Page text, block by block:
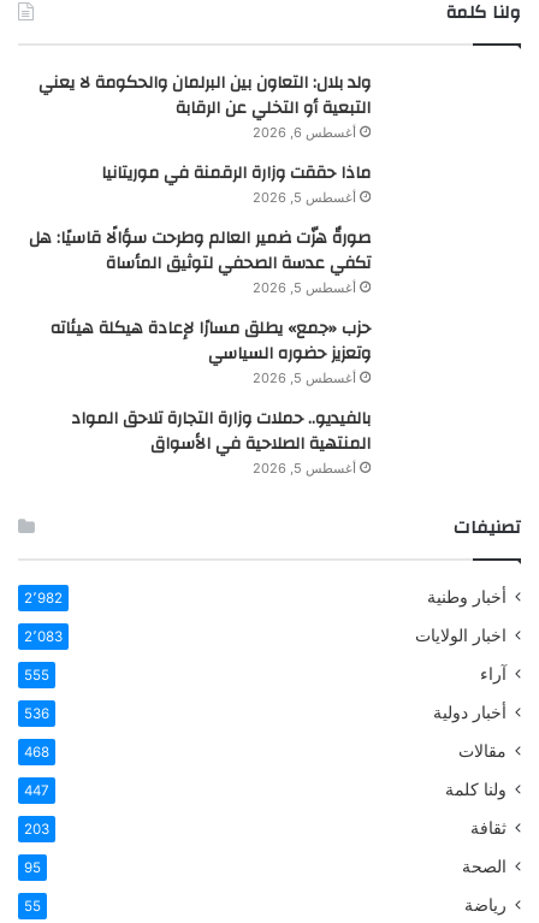
ولنا كلمة
ولد بلال: التعاون بين البرلمان والحكومة لا يعني
التبعية أو التخلي عن الرقابة
أغسطس 6, 2026
ماذا حققت وزارة الرقمنة في موريتانيا
أغسطس 5, 2026
صورةٌ هزّت ضمير العالم وطرحت سؤالًا قاسيًا: هل
تكفي عدسة الصحفي لتوثيق المأساة
أغسطس 5, 2026
حزب «جمع» يطلق مسارًا لإعادة هيكلة هيئاته
وتعزيز حضوره السياسي
أغسطس 5, 2026
بالفيديو.. حملات وزارة التجارة تلاحق المواد
المنتهية الصلاحية في الأسواق
أغسطس 5, 2026
تصنيفات
أخبار وطنية 2٬982
اخبار الولايات 2٬083
آراء 555
أخبار دولية 536
مقالات 468
ولنا كلمة 447
ثقافة 203
الصحة 95
رياضة 55